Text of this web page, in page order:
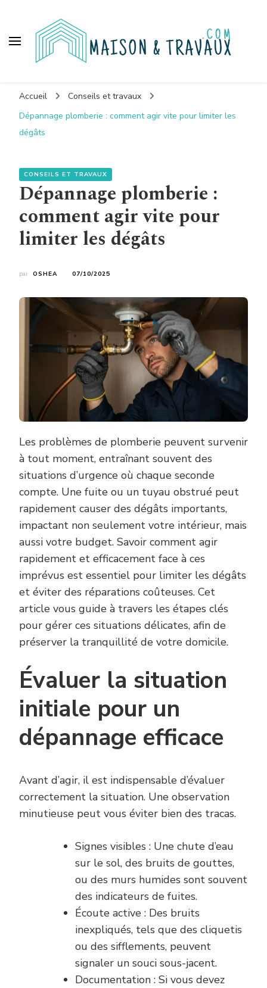
Accueil
Conseils et travaux
Dépannage plomberie : comment agir vite pour limiter les
dégâts
CONSEILS ET TRAVAUX
Dépannage plomberie :
comment agir vite pour
limiter les dégâts
par OSHEA 07/10/2025
Les problèmes de plomberie peuvent survenir
à tout moment, entraînant souvent des
situations d’urgence où chaque seconde
compte. Une fuite ou un tuyau obstrué peut
rapidement causer des dégâts importants,
impactant non seulement votre intérieur, mais
aussi votre budget. Savoir comment agir
rapidement et efficacement face à ces
imprévus est essentiel pour limiter les dégâts
et éviter des réparations coûteuses. Cet
article vous guide à travers les étapes clés
pour gérer ces situations délicates, afin de
préserver la tranquillité de votre domicile.
Évaluer la situation
initiale pour un
dépannage efficace
Avant d’agir, il est indispensable d’évaluer
correctement la situation. Une observation
minutieuse peut vous éviter bien des tracas.
Signes visibles : Une chute d’eau
sur le sol, des bruits de gouttes,
ou des murs humides sont souvent
des indicateurs de fuites.
Écoute active : Des bruits
inexpliqués, tels que des cliquetis
ou des sifflements, peuvent
signaler un souci sous-jacent.
Documentation : Si vous devez